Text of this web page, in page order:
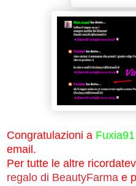
Congratulazioni a Fuxia91
email.
Per tutte le altre
regalo di BeautyFarma e